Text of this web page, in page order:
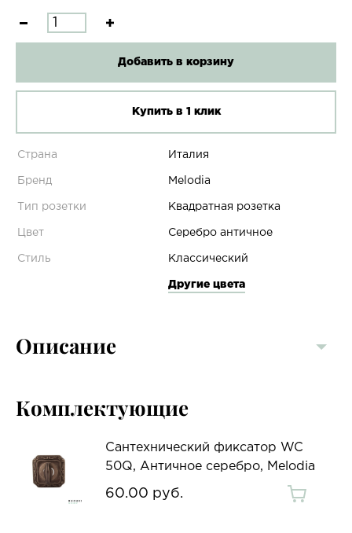
Добавить в корзину
Купить в 1 клик
Страна Италия
Бренд Melodia
Тип розетки Квадратная розетка
Цвет Серебро античное
Стиль Классический
Другие цвета
Описание
Комплектующие
Сантехнический фиксатор WC
50Q, Античное серебро, Melodia
60.00 руб.